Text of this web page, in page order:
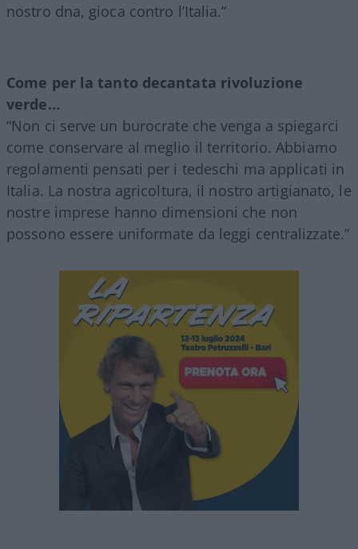
nostro dna, gioca contro l’Italia.”
Come per la tanto decantata rivoluzione
verde…
“Non ci serve un burocrate che venga a spiegarci
come conservare al meglio il territorio. Abbiamo
regolamenti pensati per i tedeschi ma applicati in
Italia. La nostra agricoltura, il nostro artigianato, le
nostre imprese hanno dimensioni che non
possono essere uniformate da leggi centralizzate.”